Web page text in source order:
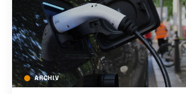
ARCHIV